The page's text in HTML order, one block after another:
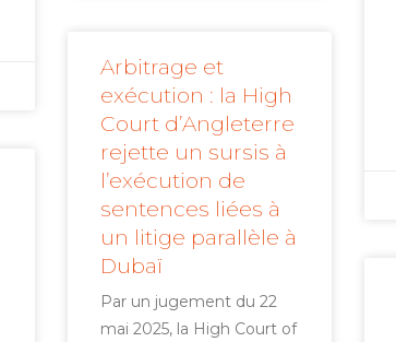
Arbitrage et
exécution : la High
Court d’Angleterre
rejette un sursis à
l’exécution de
sentences liées à
un litige parallèle à
Dubaï
Par un jugement du 22
mai 2025, la High Court of